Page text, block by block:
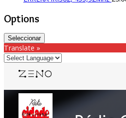
Options
Seleccionar
Translate »